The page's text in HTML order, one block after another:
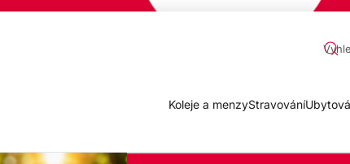
Koleje a menzyStravování